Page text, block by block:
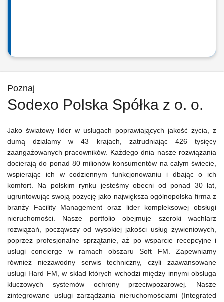
Poznaj
Sodexo Polska Spółka z o. o.
Jako światowy lider w usługach poprawiających jakość życia, z
dumą działamy w 43 krajach, zatrudniając 426 tysięcy
zaangażowanych pracowników. Każdego dnia nasze rozwiązania
docierają do ponad 80 milionów konsumentów na całym świecie,
wspierając ich w codziennym funkcjonowaniu i dbając o ich
komfort. Na polskim rynku jesteśmy obecni od ponad 30 lat,
ugruntowując swoją pozycję jako największa ogólnopolska firma z
branży Facility Management oraz lider kompleksowej obsługi
nieruchomości. Nasze portfolio obejmuje szeroki wachlarz
rozwiązań, począwszy od wysokiej jakości usług żywieniowych,
poprzez profesjonalne sprzątanie, aż po wsparcie recepcyjne i
usługi concierge w ramach obszaru Soft FM. Zapewniamy
również niezawodny serwis techniczny, czyli zaawansowane
usługi Hard FM, w skład których wchodzi między innymi obsługa
kluczowych systemów ochrony przeciwpożarowej. Nasze
zintegrowane usługi zarządzania nieruchomościami (Integrated